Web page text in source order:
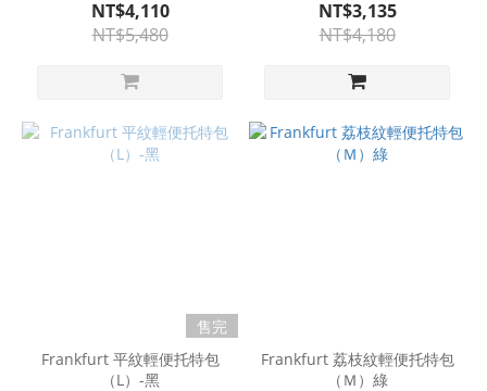
NT$4,110
NT$5,480
NT$3,135
NT$4,180
售完
Frankfurt 平紋輕便托特包
（L）-黑
Frankfurt 荔枝紋輕便托特包
（Ｍ）綠